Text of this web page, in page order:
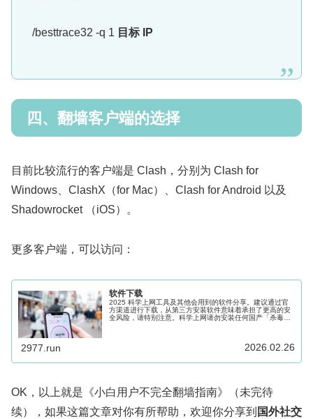
/besttrace32 -q 1 目标 IP
四、翻墙客户端的选择
目前比较流行的客户端是 Clash，分别为 Clash for
Windows、ClashX（for Mac）、Clash for Android 以及
Shadowrocket （iOS）。
更多客户端，可以访问：
软件下载
2025 科学上网工具及其他会用到的软件分享。建议通过官
方渠道进行下载，从第三方安装软件意味着承担了更高的安
全风险，请特别注意。科学上网请勿安装任何国产「杀毒」
2977.run 2026.02.26
OK，以上就是《小白用户不完全翻墙指南》（未完待
续），如果这篇文章对你有所帮助，欢迎你分享到 国外社交